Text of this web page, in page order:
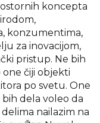
koncepta
konzumentima,
za inovacijom,
pristup. Ne bih
čiji objekti
po svetu. One
bih dela voleo da
nailazim na